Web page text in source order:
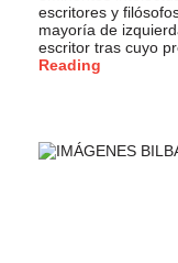
escritores y
mayoría de
escritor tras cuyo
Reading